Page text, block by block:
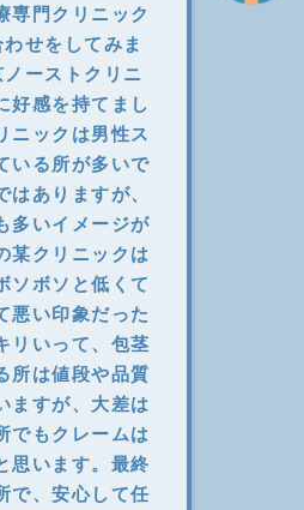
専門クリニック
せをしてみま
ーストクリニ
好感を持てまし
ニックは男性ス
いる所が多いで
ありますが、
多いイメージが
某クリニックは
ソボソと低くて
悪い印象だった
リいって、包茎
所は値段や品質
ますが、大差は
でもクレームは
思います。最終
で、安心して任